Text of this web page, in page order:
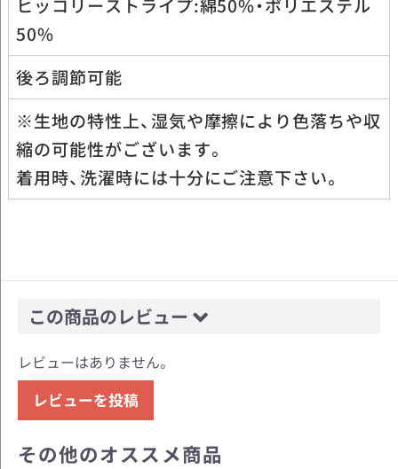
ヒッコリーストライプ:綿50%・ポリエステル
50%
後ろ調節可能
※生地の特性上、湿気や摩擦により色落ちや収
縮の可能性がございます。
着用時、洗濯時には十分にご注意下さい。
この商品のレビュー
レビューはありません。
レビューを投稿
その他のオススメ商品